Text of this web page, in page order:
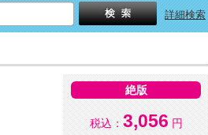
詳細検索
絶版
税込： 3,056 円